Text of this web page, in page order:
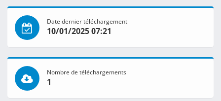
Date dernier téléchargement
10/01/2025 07:21
Nombre de téléchargements
1